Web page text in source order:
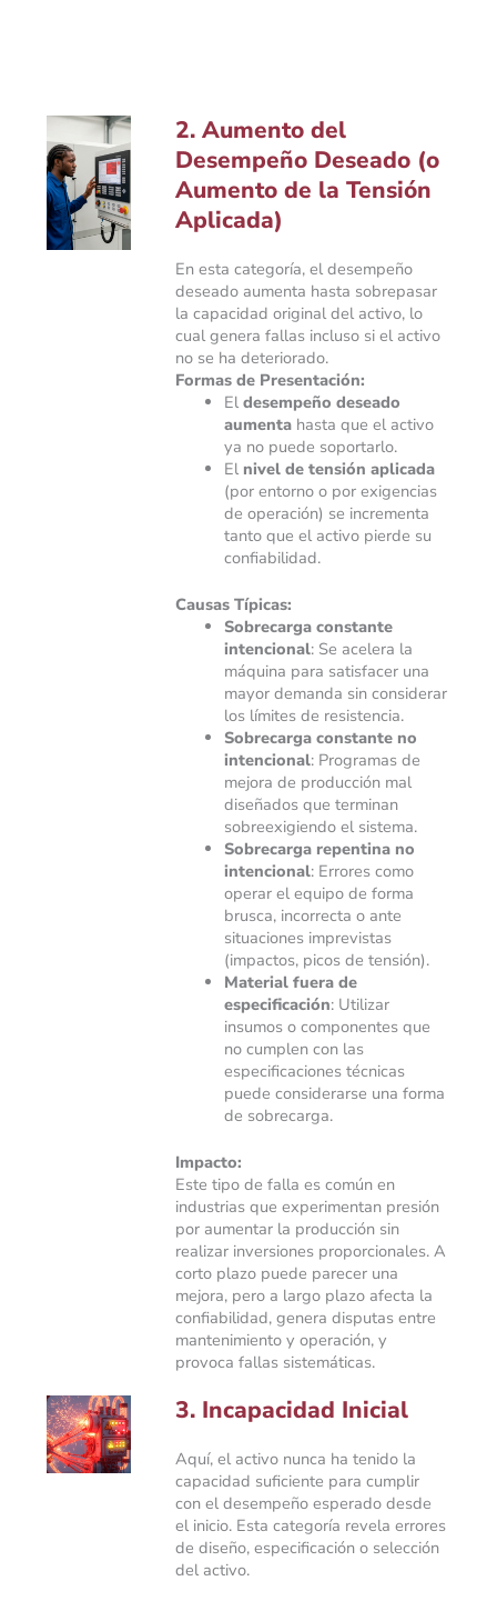
2. Aumento del
Desempeño Deseado (o
Aumento de la Tensión
Aplicada)
En esta categoría, el desempeño
deseado aumenta hasta sobrepasar
la capacidad original del activo, lo
cual genera fallas incluso si el activo
no se ha deteriorado.
Formas de Presentación:
El desempeño deseado
aumentahasta que el activo
ya no puede soportarlo.
El nivel de tensión aplicada
(por entorno o por exigencias
de operación) se incrementa
tanto que el activo pierde su
confiabilidad.
Causas Típicas:
Sobrecarga constante
intencional: Se acelera la
máquina para satisfacer una
mayor demanda sin considerar
los límites de resistencia.
Sobrecarga constante no
intencional: Programas de
mejora de producción mal
diseñados que terminan
sobreexigiendo el sistema.
Sobrecarga repentina no
intencional: Errores como
operar el equipo de forma
brusca, incorrecta o ante
situaciones imprevistas
(impactos, picos de tensión).
Material fuera de
especificación: Utilizar
insumos o componentes que
no cumplen con las
especificaciones técnicas
puede considerarse una forma
de sobrecarga.
Impacto:
Este tipo de falla es común en
industrias que experimentan presión
por aumentar la producción sin
realizar inversiones proporcionales. A
corto plazo puede parecer una
mejora, pero a largo plazo afecta la
confiabilidad, genera disputas entre
mantenimiento y operación, y
provoca fallas sistemáticas.
3. Incapacidad Inicial
Aquí, el activo nunca ha tenido la
capacidad suficiente para cumplir
con el desempeño esperado desde
el inicio. Esta categoría revela errores
de diseño, especificación o selección
del activo.